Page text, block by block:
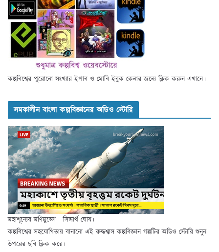
কল্পবিশ্বের পুরোনো সংখ্যার ইপাব ও মোবি ইবুক কেনার জন্যে ক্লিক করুন এখানে।
সমকালীন বাংলা কল্পবিজ্ঞানের অডিও স্টোরি
মহাশূন্যের মণিমুক্তো - সিদ্ধার্থ ঘোষ।
কল্পবিশ্বের সহযোগিতায় বানানো এই রুদ্ধশ্বাস কল্পবিজ্ঞান গল্পটির অডিও স্টোরি শুনুন
উপরের ছবি ক্লিক করে।